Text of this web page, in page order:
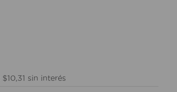
$10,31 sin interés